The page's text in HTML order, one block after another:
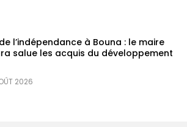
l’indépendance à Bouna : le maire
salue les acquis du développement
2026